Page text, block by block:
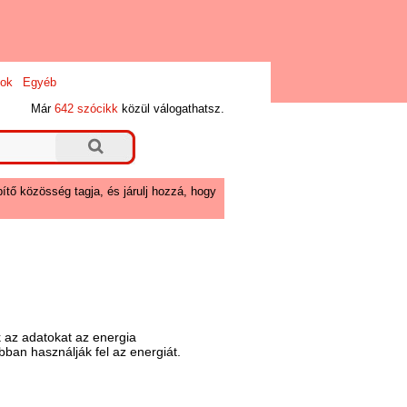
Egyéb
Már642 szócikk közül válogathatsz.
közösség tagja, és járulj hozzá, hogy
az adatokat az energia
használják fel az energiát.